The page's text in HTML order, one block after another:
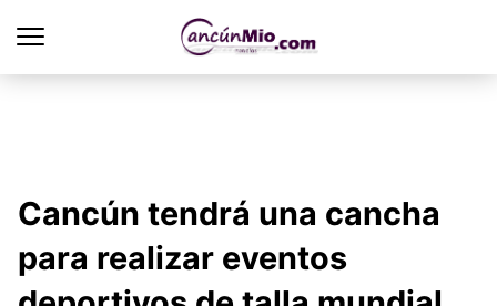
Cancún tendrá una cancha
para realizar eventos